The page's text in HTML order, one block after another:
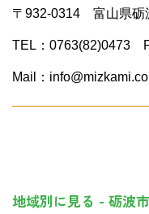
〒932-0314 富山県砺
TEL：0763(82)0473
Mail：
地域別に見る - 砺波